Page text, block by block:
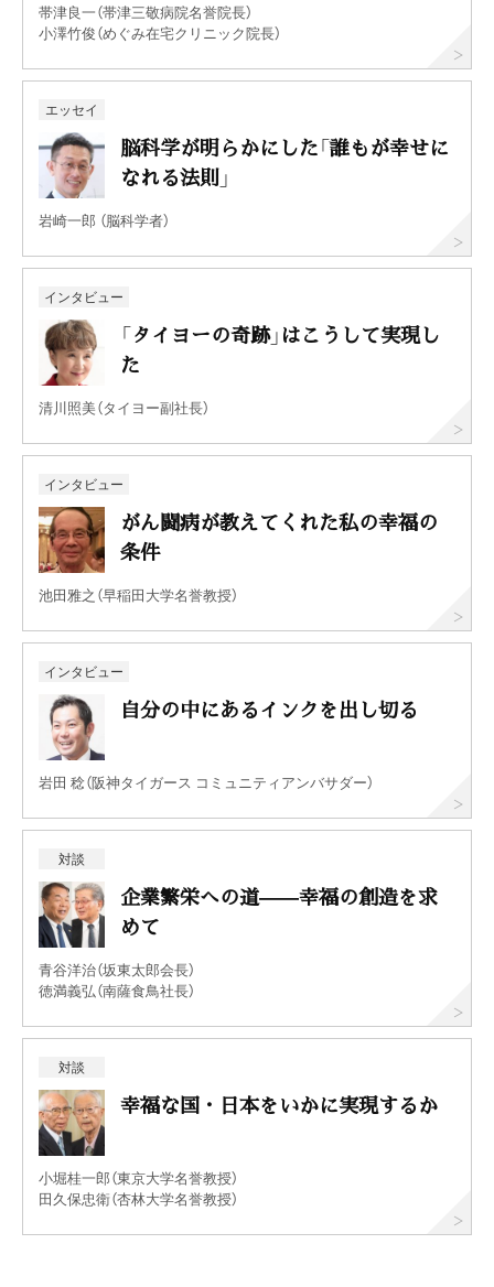
帯津良一（帯津三敬病院名誉院長）
小澤竹俊（めぐみ在宅クリニック院長）
エッセイ
脳科学が明らかにした「誰もが幸せに
なれる法則」
岩崎一郎 （脳科学者）
インタビュー
「タイヨーの奇跡」はこうして実現し
た
清川照美（タイヨー副社長）
インタビュー
がん闘病が教えてくれた私の幸福の
条件
池田雅之（早稲田大学名誉教授）
インタビュー
自分の中にあるインクを出し切る
岩田 稔（阪神タイガース コミュニティアンバサダー）
対談
企業繁栄への道——幸福の創造を求
めて
青谷洋治（坂東太郎会長）
徳満義弘（南薩食鳥社長）
対談
幸福な国・日本をいかに実現するか
小堀桂一郎（東京大学名誉教授）
田久保忠衛（杏林大学名誉教授）